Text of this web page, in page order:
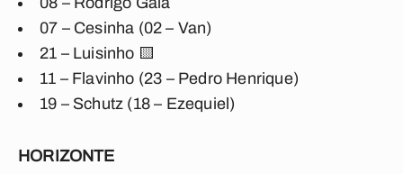
07 – Cesinha (02 – Van)
21 – Luisinho 🟨
11 – Flavinho (23 – Pedro Henrique)
19 – Schutz (18 – Ezequiel)
HORIZONTE